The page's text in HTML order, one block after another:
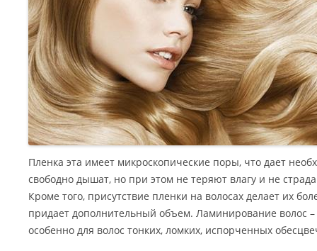
Пленка эта имеет микроскопические поры, что дает
свободно дышат, но при этом не теряют влагу и не
Кроме того, присутствие пленки на волосах делает их
придает дополнительный объем. Ламинирование волос
особенно для волос тонких, ломких, испорченных